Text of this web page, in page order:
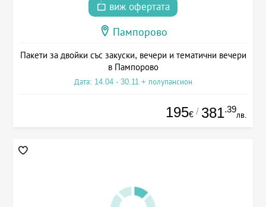
виж офертата
Пампорово
Пакети за двойки със закуски, вечери и тематични вечери
в Пампорово
Дата: 14.04 - 30.11 + полупансион
195€ / 381.39
лв.